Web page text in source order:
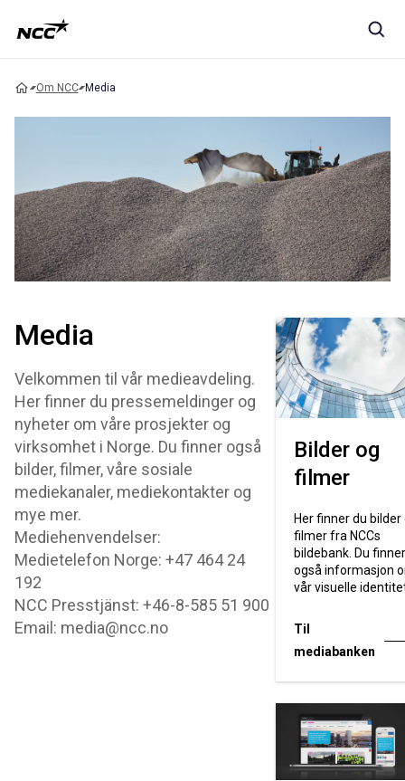
Om NCC Media
Media
Velkommen til vår medieavdeling.
Her finner du pressemeldinger og
nyheter om våre prosjekter og
virksomhet i Norge. Du finner også
bilder, filmer, våre sosiale
mediekanaler, mediekontakter og
mye mer.
Mediehenvendelser:
Medietelefon Norge: +47 464 24
192
NCC Presstjänst: +46-8-585 51 900
Email: media@ncc.no
Bilder og
filmer
Her finner du bilder
filmer fra NCCs
bildebank. Du finner
også informasjon
vår visuelle
Til
mediabanken